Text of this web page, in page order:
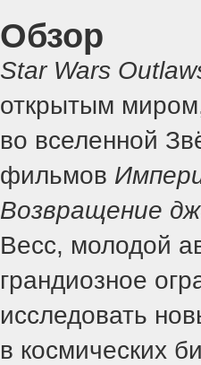
Обзор
Star Wars
открытым
во вселенной
фильмов
Возвращение
Весс, молодой
грандиозное
исследовать
в космических